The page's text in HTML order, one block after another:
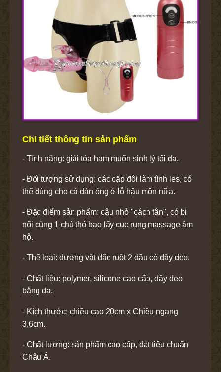
Chi tiết thông tin sản phẩm
- Tính năng: giải tỏa ham muốn sinh lý tối đa.
- Đối tượng sử dụng: các cặp đôi làm tình les, có
thể dùng cho cả đàn ông ở lỗ hậu môn nữa.
- Đặc điểm sản phẩm: cậu nhỏ "cách tân", có bi
nổi cùng 1 chú thỏ bao lấy cục rung massage âm
hộ.
- Thể loại: dương vật đặc ruột 2 đầu có dây đeo.
- Chất liệu: polymer, silicone cao cấp, dây đeo
bằng da.
- Kích thước: chiều cao 20cm x Chiều ngang
3,6cm.
- Chất lượng: sản phẩm cao cấp, đạt tiêu chuẩn
Châu Á.